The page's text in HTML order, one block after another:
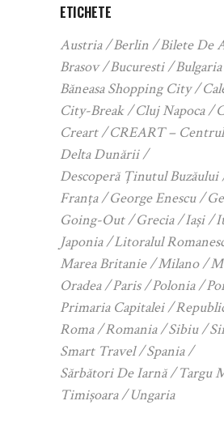
ETICHETE
Austria Berlin
Bilete De
Brasov
Bucuresti
Bulgaria
Băneasa Shopping City
City-Break
Cluj Napoca
Creart
CREART –
Delta Dunării
Descoperă Ținutul Buzăului
Franța
George Enescu
Going-Out
Grecia Iași
Japonia
Litoralul
Marea Britanie
Milano
Oradea
Paris Polonia
Primaria Capitalei
Roma
Romania Sibiu
Smart Travel
Spania
Sărbători De Iarnă
Targu
Timișoara
Ungaria